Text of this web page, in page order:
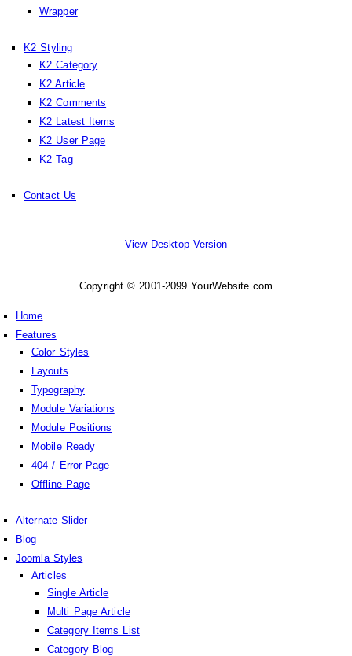
Wrapper
K2 Styling
K2 Category
K2 Article
K2 Comments
K2 Latest Items
K2 User Page
K2 Tag
Contact Us
View Desktop Version
Copyright © 2001-2099 YourWebsite.com
Home
Features
Color Styles
Layouts
Typography
Module Variations
Module Positions
Mobile Ready
404 / Error Page
Offline Page
Alternate Slider
Blog
Joomla Styles
Articles
Single Article
Multi Page Article
Category Items List
Category Blog